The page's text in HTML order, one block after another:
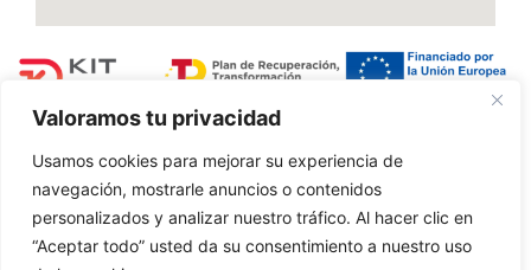
Valoramos tu privacidad
Usamos cookies para mejorar su experiencia de
navegación, mostrarle anuncios o contenidos
personalizados y analizar nuestro tráfico. Al hacer clic en
“Aceptar todo” usted da su consentimiento a nuestro uso
Accesibilidad Aviso Legal Politica de Cookies